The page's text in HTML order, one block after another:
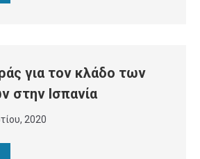
για τον κλάδο των
στην Ισπανία
2020